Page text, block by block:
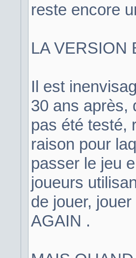
reste encore
LA VERSION
Il est
30 ans après,
pas été testé,
raison pour
passer le jeu
joueurs
de jouer,
AGAIN .